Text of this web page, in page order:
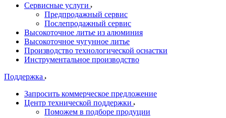
Сервисные услуги
Предпродажный сервис
Послепродажный сервис
Высокоточное литье из алюминия
Высокоточное чугунное литье
Производство технологической оснастки
Инструментальное производство
Поддержка
Запросить коммерческое предложение
Центр технической поддержки
Поможем в подборе продуции